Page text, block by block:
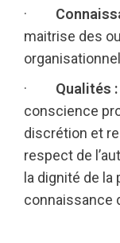
·
maitrise des
· Qualités :
conscience
discrétion et
respect de
la dignité de
connaissance